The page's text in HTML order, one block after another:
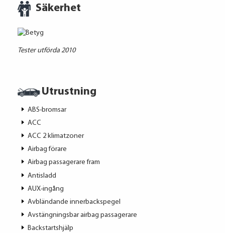
Utrustning
ABS-bromsar
ACC
ACC 2 klimatzoner
Airbag förare
Airbag passagerare fram
Antisladd
AUX-ingång
Avbländande innerbackspegel
Avstängningsbar airbag passagerare
Backstartshjälp
Säkerhet
Tester utförda 2010